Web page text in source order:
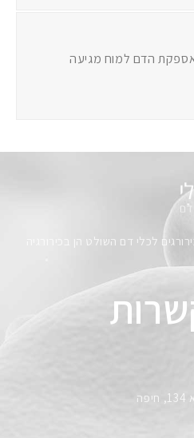
אספקת הדם למוח מגיעה
לכלי דם השולט הן בכירורגיה